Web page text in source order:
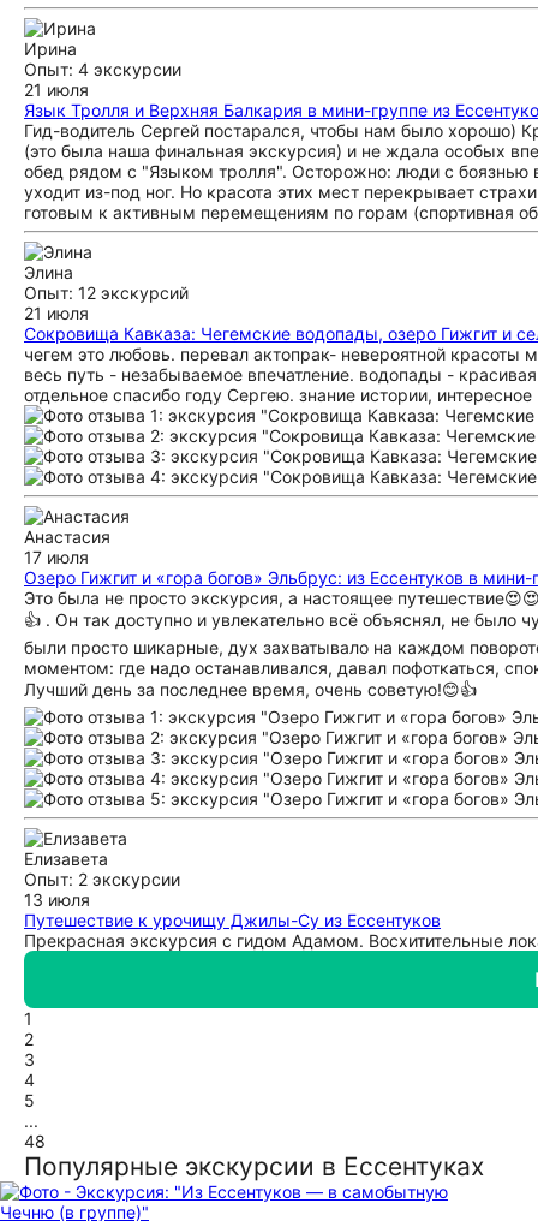
Ирина
Опыт: 4 экскурсии
21 июля
Язык Тролля и Верхняя Балкария в мини-группе из
Гид-водитель Сергей постарался, чтобы нам было хорошо)
(это была наша финальная экскурсия) и не ждала особых
обед рядом с "Языком тролля". Осторожно: люди с боязнью
уходит из-под ног. Но красота этих мест перекрывает
готовым к активным перемещениям по горам (спортивная
Элина
Опыт: 12 экскурсий
21 июля
Сокровища Кавказа: Чегемские водопады, озеро Гижгит и
чегем это любовь. перевал актопрак- невероятной
весь путь - незабываемое впечатление. водопады -
отдельное спасибо году Сергею. знание истории,
Анастасия
17 июля
Озеро Гижгит и «гора богов» Эльбрус: из Ессентуков в мини-
Это была не просто экскурсия, а настоящее
👍 . Он так доступно и увлекательно всё объяснял, не было
были просто шикарные, дух захватывало на каждом
моментом: где надо останавливался, давал пофоткаться,
Лучший день за последнее время, очень советую!😊👍
Елизавета
Опыт: 2 экскурсии
13 июля
Путешествие к урочищу Джилы-Су из Ессентуков
Прекрасная экскурсия с гидом Адамом. Восхитительные
1
2
3
4
5
...
48
Популярные экскурсии в Ессентуках